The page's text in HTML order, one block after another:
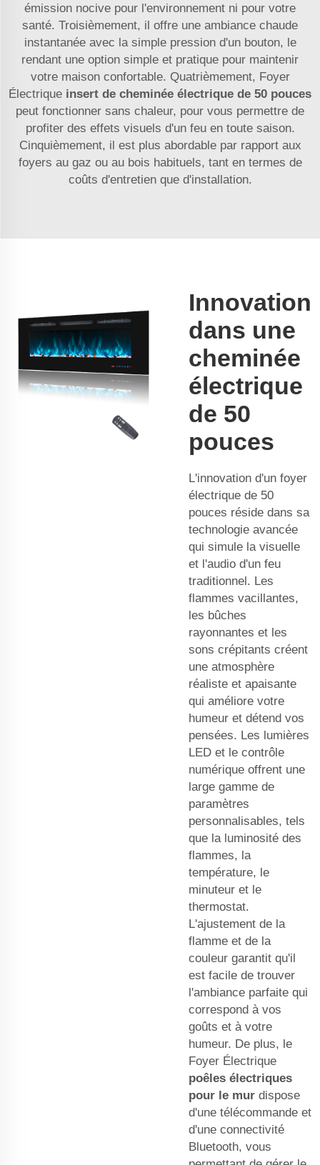
émission nocive pour l'environnement ni pour votre
santé. Troisièmement, il offre une ambiance chaude
instantanée avec la simple pression d'un bouton, le
rendant une option simple et pratique pour maintenir
votre maison confortable. Quatrièmement, Foyer
Électrique insert de cheminée électrique de 50 pouces
peut fonctionner sans chaleur, pour vous permettre de
profiter des effets visuels d'un feu en toute saison.
Cinquièmement, il est plus abordable par rapport aux
foyers au gaz ou au bois habituels, tant en termes de
coûts d'entretien que d'installation.
Innovation
dans une
cheminée
électrique
de 50
pouces
L'innovation d'un foyer
électrique de 50
pouces réside dans sa
technologie avancée
qui simule la visuelle
et l'audio d'un feu
traditionnel. Les
flammes vacillantes,
les bûches
rayonnantes et les
sons crépitants créent
une atmosphère
réaliste et apaisante
qui améliore votre
humeur et détend vos
pensées. Les lumières
LED et le contrôle
numérique offrent une
large gamme de
paramètres
personnalisables, tels
que la luminosité des
flammes, la
température, le
minuteur et le
thermostat.
L'ajustement de la
flamme et de la
couleur garantit qu'il
est facile de trouver
l'ambiance parfaite qui
correspond à vos
goûts et à votre
humeur. De plus, le
Foyer Électrique
poêles électriques
pour le mur dispose
d'une télécommande et
d'une connectivité
Bluetooth, vous